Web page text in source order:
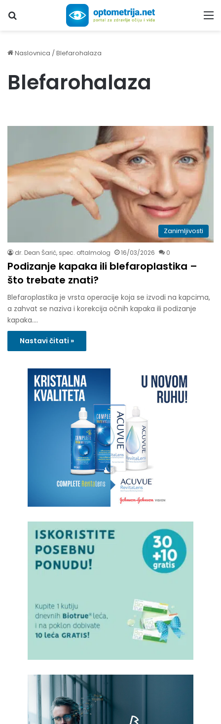
Upiši traženi pojam...
Naslovnica /Blefarohalaza
Blefarohalaza
Zanimljivosti
dr. Dean Šarić, spec. oftalmolog 16/03/2026 0
Podizanje kapaka ili blefaroplastika –
što trebate znati?
Blefaroplastika je vrsta operacije koja se izvodi na kapcima,
a zahvat se naziva i korekcija očnih kapaka ili podizanje
kapaka.…
Nastavi čitati »